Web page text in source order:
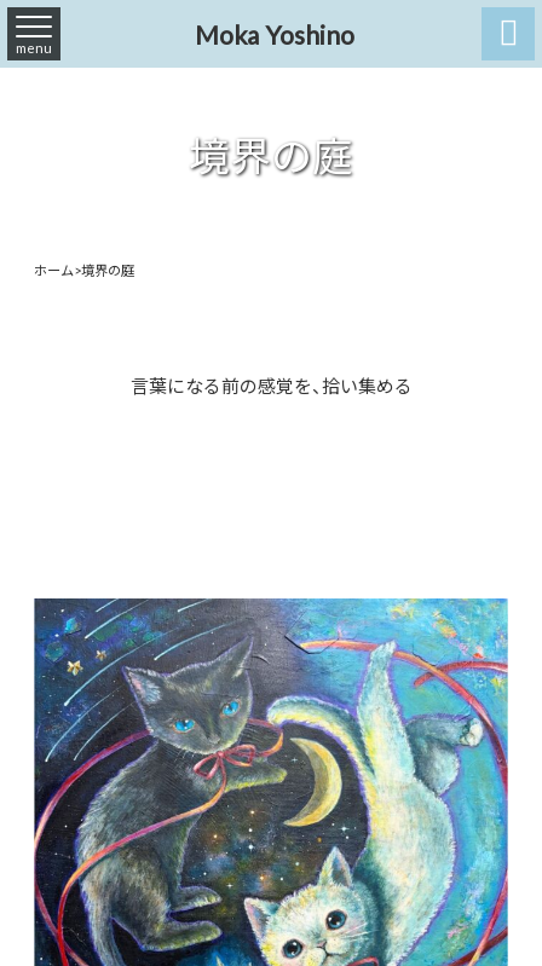
Moka Yoshino
menu 
境界の庭
ホーム>境界の庭
言葉になる前の感覚を、拾い集める